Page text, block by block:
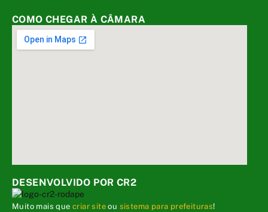
COMO CHEGAR À CÂMARA
DESENVOLVIDO POR CR2
Muito mais quecriar site ou sistema para prefeituras!